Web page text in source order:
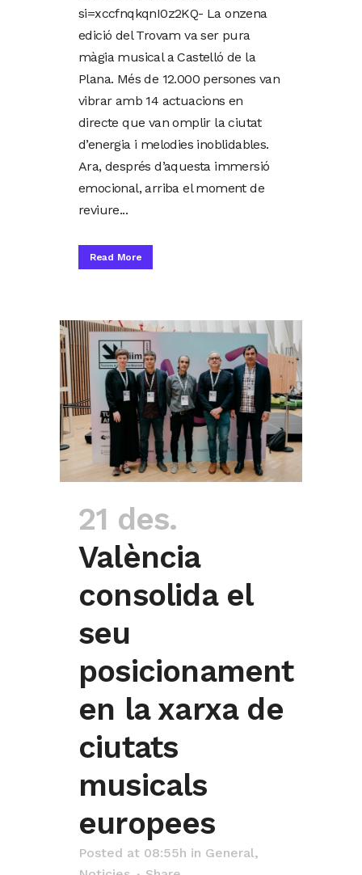
si=xccfnqkqnI0z2KQ- La onzena
edició del Trovam va ser pura
màgia musical a Castelló de la
Plana. Més de 12.000 persones van
vibrar amb 14 actuacions en
directe que van omplir la ciutat
d’energia i melodies inoblidables.
Ara, després d’aquesta immersió
emocional, arriba el moment de
reviure...
Read More
21 des.
València
consolida el
seu
posicionament
en la xarxa de
ciutats
musicals
europees
Posted at 08:55h in General,